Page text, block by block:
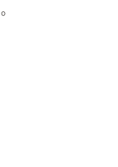
。